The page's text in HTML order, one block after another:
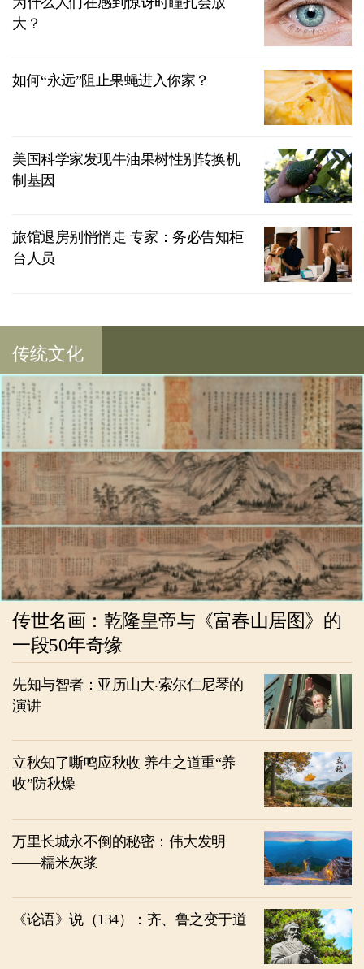
大？
如何“永远”阻止果蝇进入你家？
美国科学家发现牛油果树性别转换机
制基因
旅馆退房别悄悄走 专家：务必告知柜
台人员
传统文化
传世名画：乾隆皇帝与《富春山居图》的
一段50年奇缘
先知与智者：亚历山大‧索尔仁尼琴的
演讲
立秋知了嘶鸣应秋收 养生之道重“养
收”防秋燥
万里长城永不倒的秘密：伟大发明
——糯米灰浆
《论语》说（134）：齐、鲁之变于道